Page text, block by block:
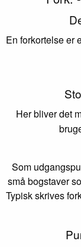
En forkortelse er
Her bliver det
Som
små bogstaver
Typisk skrives